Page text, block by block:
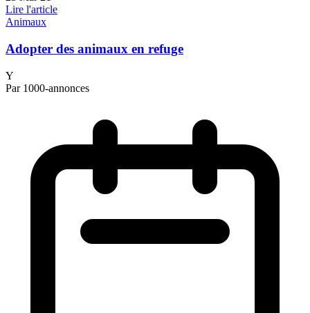
Lire l'article
Animaux
Adopter des animaux en refuge
Y
Par 1000-annonces